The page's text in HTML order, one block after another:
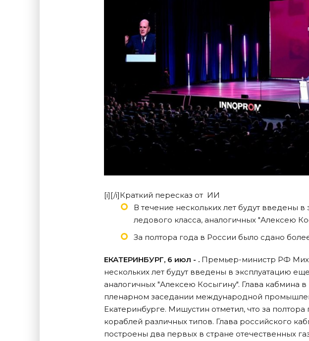
[i][/i]Краткий пересказ от ИИ
В течение нескольких лет будут введены
ледового класса, аналогичных "Алексею
За полтора года в России было сдано
ЕКАТЕРИНБУРГ, 6 июл - . Премьер-министр РФ
нескольких лет будут введены в эксплуатацию
аналогичных "Алексею Косыгину". Глава кабмина
пленарном заседании международной
Екатеринбурге. Мишустин отметил, что за
кораблей различных типов. Глава российского
построены два первых в стране отечественных